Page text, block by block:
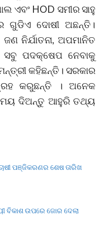
ଏବଂ HOD ସମୀର ସାହୁ
ଗୁଡିଏ ଦୋଷୀ ଅଛନ୍ତି।
ନିର୍ଯାତନା, ଅପମାନିତ
ସବୁ ପଦକ୍ଷେପ ନେବାକୁ
କହିଛନ୍ତି। ସରକାର
କରୁଛନ୍ତି । ଅନେକ
ଦିଅନ୍ତୁ ଆହୁରି ତଥ୍ୟ
ପଞ୍ଜିକରଣର ଶେଷ ତାରିଖ
ବିକାଶ ଉପରେ ଜୋର ଦେଲା